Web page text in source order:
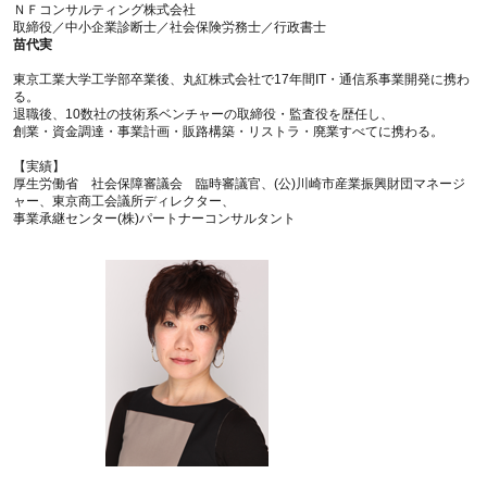
ＮＦコンサルティング株式会社
取締役／中小企業診断士／社会保険労務士／行政書士
苗代実
東京工業大学工学部卒業後、丸紅株式会社で17年間IT・通信系事業開発に携わ
る。
退職後、10数社の技術系ベンチャーの取締役・監査役を歴任し、
創業・資金調達・事業計画・販路構築・リストラ・廃業すべてに携わる。
【実績】
厚生労働省 社会保障審議会 臨時審議官、(公)川崎市産業振興財団マネージ
ャー、東京商工会議所ディレクター、
事業承継センター(株)パートナーコンサルタント